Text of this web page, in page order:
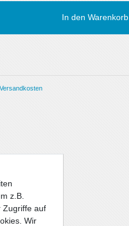
In den Warenkorb
Versandkosten
z.B.
Zugriffe auf
Wir